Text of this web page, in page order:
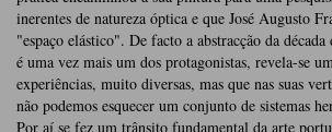
inerentes de natureza óptica e que José­ Augusto
"espaço elástico". De facto a abstracção da
é uma vez mais um dos protagonistas, revela-se
experiências, muito diversas, mas que nas suas
não podemos esquecer um conjunto de sistemas
Por aí se fez um trânsito fundamental da arte